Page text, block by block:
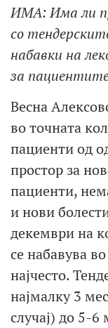
ИМА: Има ли
со тендерски
набавки на
за
Весна
во точната
пациенти од
простор за
пациенти,
и нови
декември на
се набавува
најчесто.
најмалку 3
случај) до 5-6